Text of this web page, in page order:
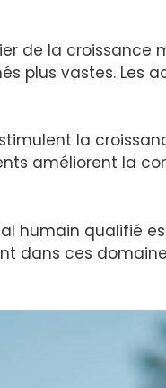
de la croissance
plus vastes. Les
la
améliorent la
humain qualifié
dans ces